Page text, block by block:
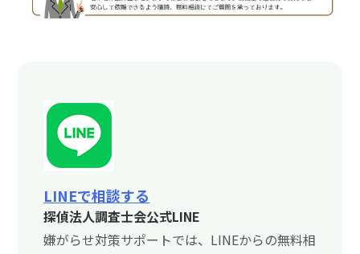
LINEで相談する
探偵法人調査士会公式LINE
嫌がらせ対策サポートでは、LINEからの無料相